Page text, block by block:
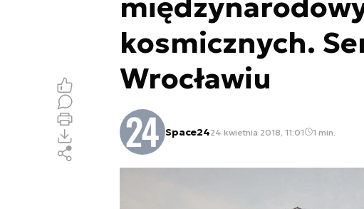
kosmicznych.
Wrocławiu
Space2424 kwietnia 2018, 11:01 1 min.